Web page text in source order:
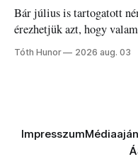
Bár július is tartogatott
érezhetjük azt, hogy
Tóth Hunor 2026 aug. 03
Impresszum